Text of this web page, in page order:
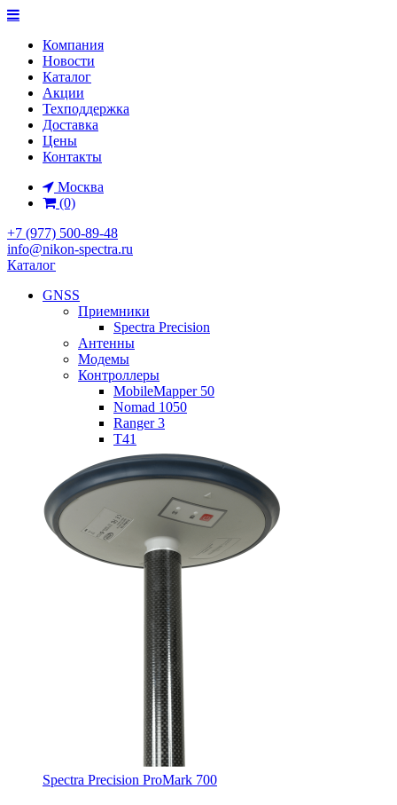
Компания
Новости
Каталог
Акции
Техподдержка
Доставка
Цены
Контакты
Москва
(0)
+7 (977) 500-89-48
info@nikon-spectra.ru
Каталог
GNSS
Приемники
Spectra Precision
Антенны
Модемы
Контроллеры
MobileMapper 50
Nomad 1050
Ranger 3
T41
Spectra Precision ProMark 700